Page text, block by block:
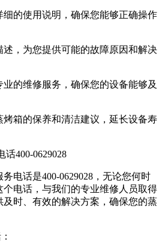
细的使用说明，确保您能够正确操作
述，为您提供可能的故障原因和解决
的维修服务，确保您的设备能够及
烤箱的保养和清洁建议，延长设备寿
话400-0629028
电话是400-0629028，无论您何时
电话，与我们的专业维修人员取得
时、有效的解决方案，确保您的蒸